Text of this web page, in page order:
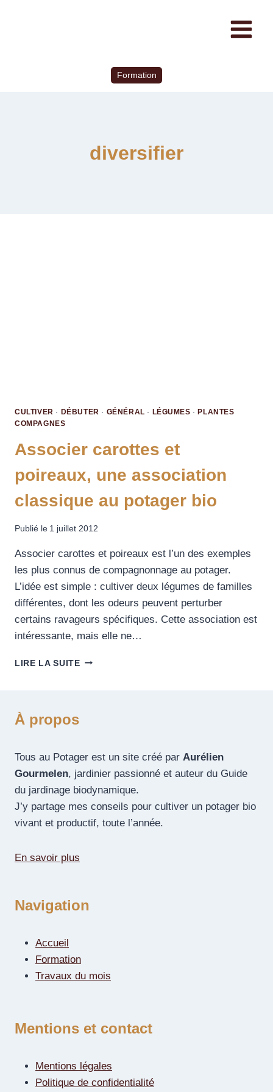
Formation
diversifier
CULTIVER · DÉBUTER · GÉNÉRAL · LÉGUMES · PLANTES
COMPAGNES
Associer carottes et
poireaux, une association
classique au potager bio
Publié le 1 juillet 2012
Associer carottes et poireaux est l’un des exemples
les plus connus de compagnonnage au potager.
L’idée est simple : cultiver deux légumes de familles
différentes, dont les odeurs peuvent perturber
certains ravageurs spécifiques. Cette association est
intéressante, mais elle ne…
LIRE LA SUITE
À propos
Tous au Potager est un site créé par Aurélien
Gourmelen, jardinier passionné et auteur du Guide
du jardinage biodynamique.
J’y partage mes conseils pour cultiver un potager bio
vivant et productif, toute l’année.
En savoir plus
Navigation
Accueil
Formation
Travaux du mois
Mentions et contact
Mentions légales
Politique de confidentialité